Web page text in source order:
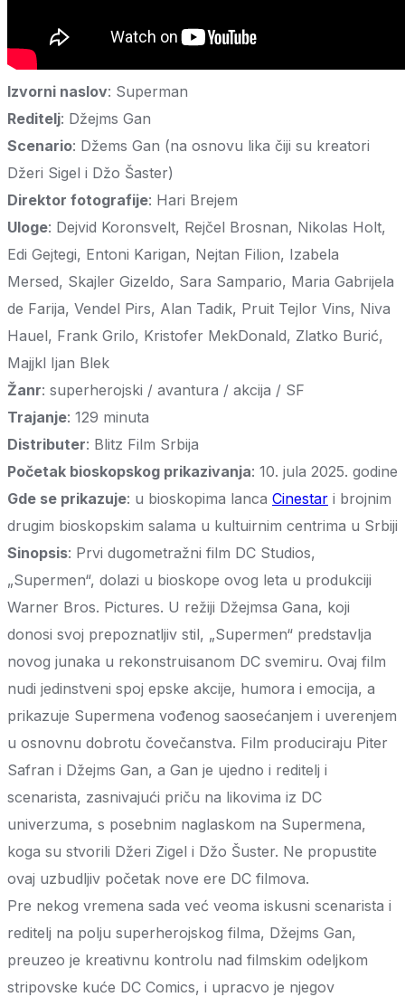
Izvorni naslov: Superman
Reditelj: Džejms Gan
Scenario: Džems Gan (na osnovu lika čiji su kreatori
Džeri Sigel i Džo Šaster)
Direktor fotografije: Hari Brejem
Uloge: Dejvid Koronsvelt, Rejčel Brosnan, Nikolas Holt,
Edi Gejtegi, Entoni Karigan, Nejtan Filion, Izabela
Mersed, Skajler Gizeldo, Sara Sampario, Maria Gabrijela
de Farija, Vendel Pirs, Alan Tadik, Pruit Tejlor Vins, Niva
Hauel, Frank Grilo, Kristofer MekDonald, Zlatko Burić,
Majjkl Ijan Blek
Žanr: superherojski / avantura / akcija / SF
Trajanje: 129 minuta
Distributer: Blitz Film Srbija
Početak bioskopskog prikazivanja: 10. jula 2025. godine
Gde se prikazuje: u bioskopima lanca Cinestar i brojnim
drugim bioskopskim salama u kultuirnim centrima u Srbiji
Sinopsis: Prvi dugometražni film DC Studios,
„Supermen“, dolazi u bioskope ovog leta u produkciji
Warner Bros. Pictures. U režiji Džejmsa Gana, koji
donosi svoj prepoznatljiv stil, „Supermen“ predstavlja
novog junaka u rekonstruisanom DC svemiru. Ovaj film
nudi jedinstveni spoj epske akcije, humora i emocija, a
prikazuje Supermena vođenog saosećanjem i uverenjem
u osnovnu dobrotu čovečanstva. Film produciraju Piter
Safran i Džejms Gan, a Gan je ujedno i reditelj i
scenarista, zasnivajući priču na likovima iz DC
univerzuma, s posebnim naglaskom na Supermena,
koga su stvorili Džeri Zigel i Džo Šuster. Ne propustite
ovaj uzbudljiv početak nove ere DC filmova.
Pre nekog vremena sada već veoma iskusni scenarista i
reditelj na polju superherojskog filma, Džejms Gan,
preuzeo je kreativnu kontrolu nad filmskim odeljkom
stripovske kuće DC Comics, i upracvo je njegov